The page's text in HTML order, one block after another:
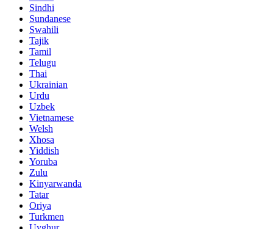
Sindhi
Sundanese
Swahili
Tajik
Tamil
Telugu
Thai
Ukrainian
Urdu
Uzbek
Vietnamese
Welsh
Xhosa
Yiddish
Yoruba
Zulu
Kinyarwanda
Tatar
Oriya
Turkmen